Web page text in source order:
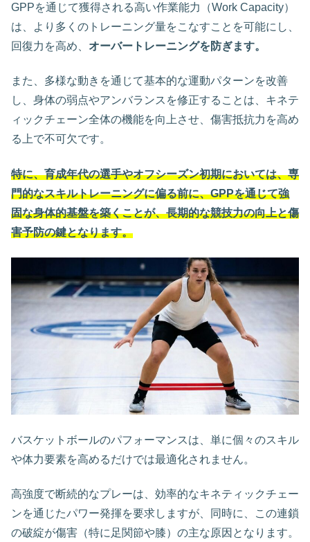
GPPを通じて獲得される高い作業能力（Work Capacity）
は、より多くのトレーニング量をこなすことを可能にし、
回復力を高め、 オーバートレーニングを防ぎます。
また、多様な動きを通じて基本的な運動パターンを改善
し、身体の弱点やアンバランスを修正することは、キネテ
ィックチェーン全体の機能を向上させ、傷害抵抗力を高め
る上で不可欠です。
特に、育成年代の選手やオフシーズン初期においては、専
門的なスキルトレーニングに偏る前に、GPPを通じて強
固な身体的基盤を築くことが、長期的な競技力の向上と傷
害予防の鍵となります。
バスケットボールのパフォーマンスは、単に個々のスキル
や体力要素を高めるだけでは最適化されません。
高強度で断続的なプレーは、効率的なキネティックチェー
ンを通じたパワー発揮を要求しますが、同時に、この連鎖
の破綻が傷害（特に足関節や膝）の主な原因となります。